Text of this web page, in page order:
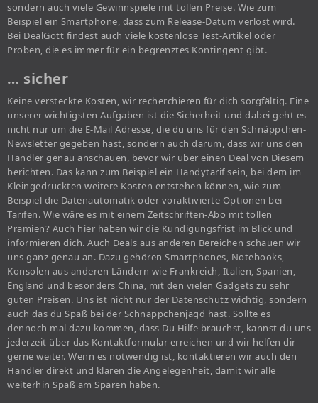
sondern auch viele Gewinnspiele mit tollen Preise. Wie zum
Beispiel ein Smartphone, dass zum Release-Datum verlost wird.
Bei DealGott findest auch viele kostenlose Test-Artikel oder
Proben, die es immer für ein begrenztes Kontingent gibt.
… sicher
Keine versteckte Kosten, wir recherchieren für dich sorgfältig. Eine
unserer wichtigsten Aufgaben ist die Sicherheit und dabei geht es
nicht nur um die E-Mail Adresse, die du uns für den Schnäppchen-
Newsletter gegeben hast, sondern auch darum, dass wir uns den
Händler genau anschauen, bevor wir über einen Deal von Diesem
berichten. Das kann zum Beispiel ein Handytarif sein, bei dem im
Kleingedruckten weitere Kosten entstehen können, wie zum
Beispiel die Datenautomatik oder voraktivierte Optionen bei
Tarifen. Wie wäre es mit einem Zeitschriften-Abo mit tollen
Prämien? Auch hier haben wir die Kündigungsfrist im Blick und
informieren dich. Auch Deals aus anderen Bereichen schauen wir
uns ganz genau an. Dazu gehören Smartphones, Notebooks,
Konsolen aus anderen Ländern wie Frankreich, Italien, Spanien,
England und besonders China, mit den vielen Gadgets zu sehr
guten Preisen. Uns ist nicht nur der Datenschutz wichtig, sondern
auch das du Spaß bei der Schnäppchenjagd hast. Sollte es
dennoch mal dazu kommen, dass Du Hilfe brauchst, kannst du uns
jederzeit über das Kontaktformular erreichen und wir helfen dir
gerne weiter. Wenn es notwendig ist, kontaktieren wir auch den
Händler direkt und klären die Angelegenheit, damit wir alle
weiterhin Spaß am Sparen haben.